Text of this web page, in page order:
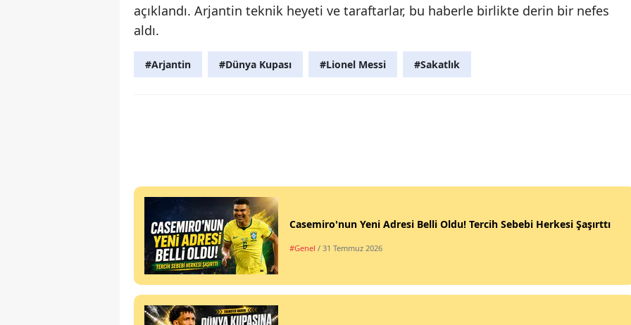
açıklandı. Arjantin teknik heyeti ve taraftarlar, bu haberle birlikte derin bir nefes
aldı.
#Arjantin #Dünya Kupası #Lionel Messi #Sakatlık
Casemiro'nun Yeni Adresi Belli Oldu! Tercih Sebebi Herkesi Şaşırttı
#Genel / 31 Temmuz 2026